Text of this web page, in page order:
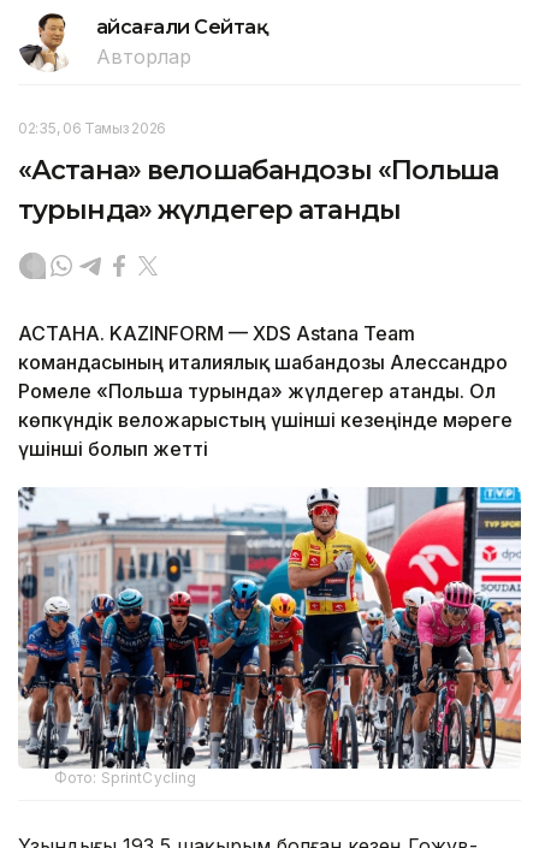
Ғайсағали Сейтақ
Авторлар
02:35, 06 Тамыз 2026
«Астана» велошабандозы «Польша
турында» жүлдегер атанды
АСТАНА. KAZINFORM — XDS Astana Team
командасының италиялық шабандозы Алессандро
Ромеле «Польша турында» жүлдегер атанды. Ол
көпкүндік веложарыстың үшінші кезеңінде мәреге
үшінші болып жетті
Фото: SprintCycling